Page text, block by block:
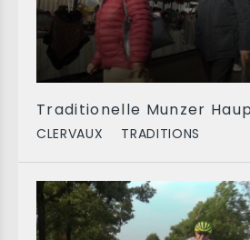
Traditionelle Munzer
CLERVAUX TRADITIONS